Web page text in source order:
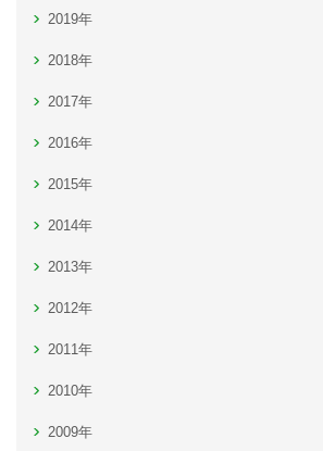
2019年
2018年
2017年
2016年
2015年
2014年
2013年
2012年
2011年
2010年
2009年